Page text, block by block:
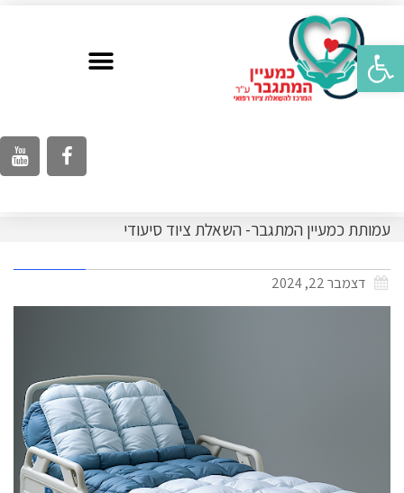
פתח סרגל נגישות
עמותת כמעיין המתגבר- השאלת ציוד סיעודי
דצמבר 22, 2024